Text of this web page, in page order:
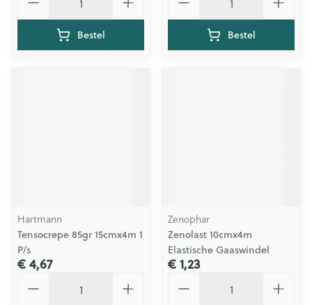
Bestel Bestel
Hartmann
Tensocrepe 85gr 15cmx4m 1
P/s
€ 4,67
Zenophar
Zenolast 10cmx4m
Elastische Gaaswindel
€ 1,23